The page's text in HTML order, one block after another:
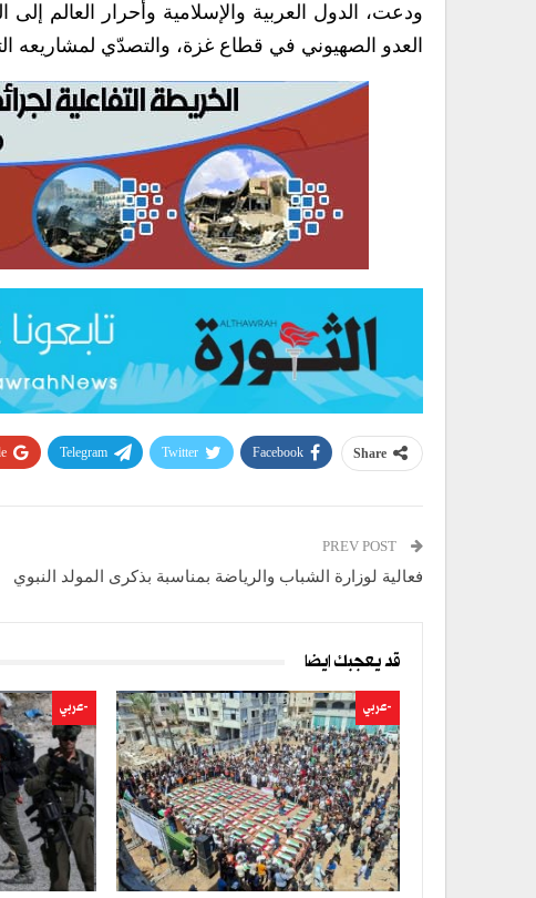
ودعت، الدول العربية والإسلامية وأحرار العالم
العدو الصهيوني في قطاع غزة، والتصدّي لمشاريعه
Share
Facebook
Twitter
Telegram
فعالية لوزارة الشباب والرياضة بمناسبة بذكرى المولد النبوي
قد يعجبك ايضا
-عربي -عربي